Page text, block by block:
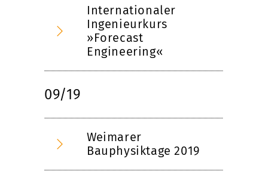
Internationaler
Ingenieurkurs
»Forecast
Engineering«
09/19
Weimarer
Bauphysiktage 2019